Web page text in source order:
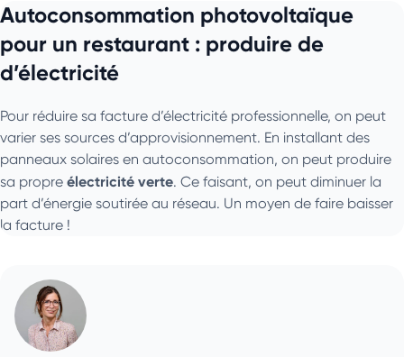
Autoconsommation photovoltaïque
pour un restaurant : produire de
d’électricité
Pour réduire sa facture d’électricité professionnelle, on peut
varier ses sources d’approvisionnement. En installant des
panneaux solaires en autoconsommation, on peut produire
sa propre électricité verte. Ce faisant, on peut diminuer la
part d’énergie soutirée au réseau. Un moyen de faire baisser
la facture !